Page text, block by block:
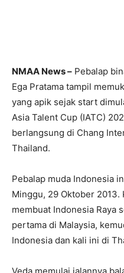
NMAA News – Pebalap
Ega Pratama tampil
yang apik sejak start
Asia Talent Cup (IATC)
berlangsung di Chang
Thailand.
Pebalap muda Indonesia
Minggu, 29 Oktober 2013.
membuat Indonesia Raya
pertama di Malaysia,
Indonesia dan kali ini di